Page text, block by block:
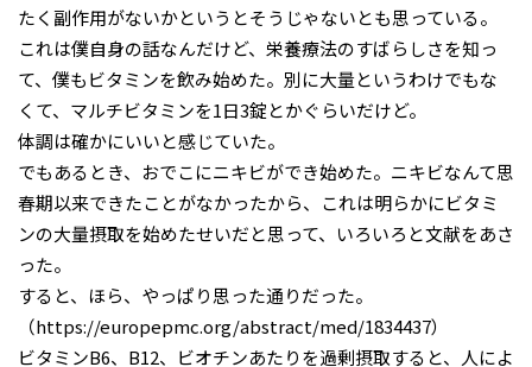
たく副作用がないかというとそうじゃないとも思っている。
これは僕自身の話なんだけど、栄養療法のすばらしさを知っ
て、僕もビタミンを飲み始めた。別に大量というわけでもな
くて、マルチビタミンを1日3錠とかぐらいだけど。
体調は確かにいいと感じていた。
でもあるとき、おでこにニキビができ始めた。ニキビなんて思
春期以来できたことがなかったから、これは明らかにビタミ
ンの大量摂取を始めたせいだと思って、いろいろと文献をあさ
った。
すると、ほら、やっぱり思った通りだった。
（https://europepmc.org/abstract/med/1834437）
ビタミンB6、B12、ビオチンあたりを過剰摂取すると、人によ